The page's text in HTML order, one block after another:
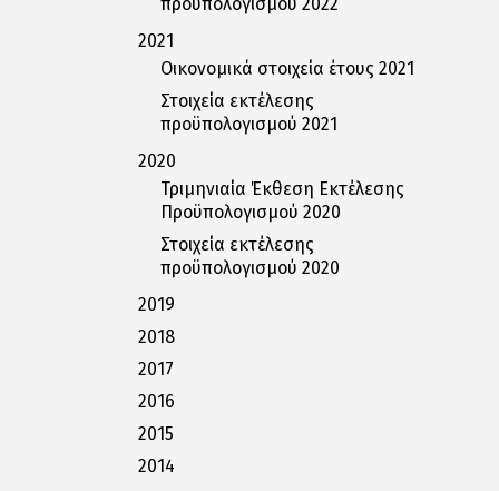
2021
Οικονομικά στοιχεία έτους 2021
Στοιχεία εκτέλεσης
προϋπολογισμού 2021
2020
Τριμηνιαία Έκθεση Εκτέλεσης
Προϋπολογισμού 2020
Στοιχεία εκτέλεσης
προϋπολογισμού 2020
2019
2018
2017
2016
2015
2014